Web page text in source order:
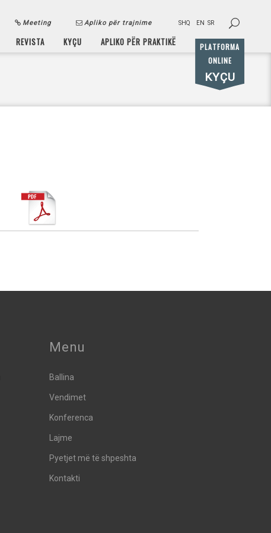
Meeting Apliko për trajnime SHQ EN SR
REVISTA
PLATFORMA
ONLINE
KYÇU
KYÇU APLIKO PËR PRAKTIKË
Menu
Ballina
Vendimet
Konferenca
Lajme
Pyetjet më të shpeshta
Kontakti